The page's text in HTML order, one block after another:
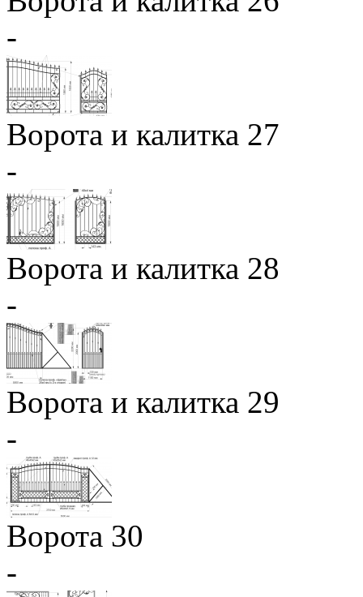
-
Ворота и калитка 27
-
Ворота и калитка 28
-
Ворота и калитка 29
-
Ворота 30
-